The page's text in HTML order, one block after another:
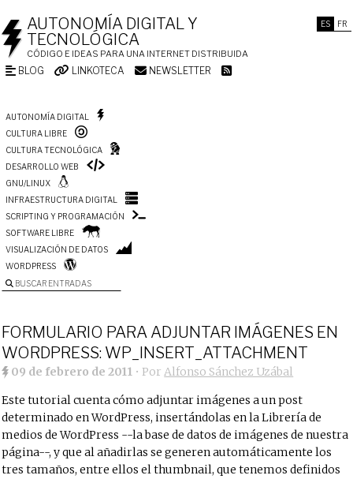
ES FR
AUTONOMÍA DIGITAL Y
TECNOLÓGICA
CÓDIGO E IDEAS PARA UNA INTERNET DISTRIBUIDA
BLOG LINKOTECA NEWSLETTER
AUTONOMÍA DIGITAL
CULTURA LIBRE
CULTURA TECNOLÓGICA
DESARROLLO WEB
GNU/LINUX
INFRAESTRUCTURA DIGITAL
SCRIPTING Y PROGRAMACIÓN
SOFTWARE LIBRE
VISUALIZACIÓN DE DATOS
WORDPRESS
BUSCAR ENTRADAS
FORMULARIO PARA ADJUNTAR IMÁGENES EN
WORDPRESS: WP_INSERT_ATTACHMENT
09 de febrero de 2011 • PorAlfonso Sánchez Uzábal
Este tutorial cuenta cómo adjuntar imágenes a un post
determinado en WordPress, insertándolas en la Librería de
medios de WordPress --la base de datos de imágenes de nuestra
página--, y que al añadirlas se generen automáticamente los
tres tamaños, entre ellos el thumbnail, que tenemos definidos